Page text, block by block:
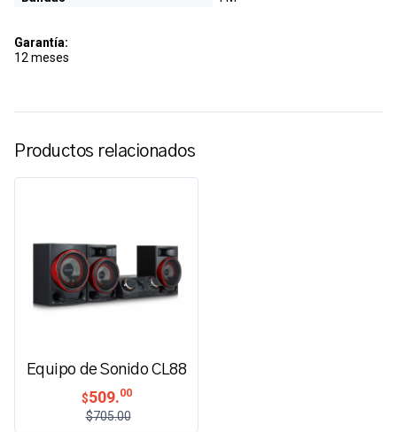
Garantía:
12 meses
Productos relacionados
Equipo de Sonido CL88
$509.00
$705.00